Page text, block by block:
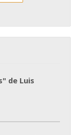
de Luis